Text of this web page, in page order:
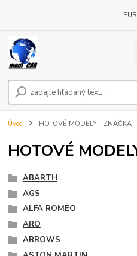
EUR
Úvod HOTOVÉ MODELY - ZNAČKA
HOTOVÉ
ABARTH
AGS
ALFA ROMEO
ARO
ARROWS